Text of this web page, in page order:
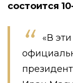
состоится
«В